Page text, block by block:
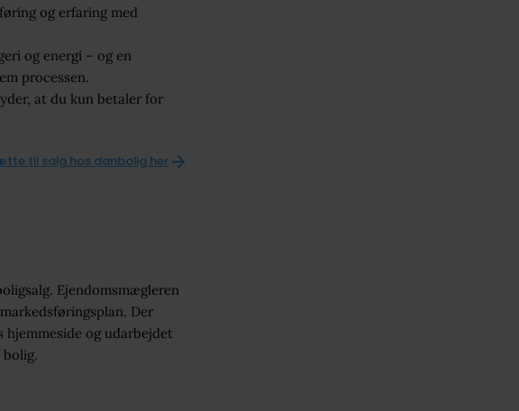
og erfaring med
og energi – og en
processen.
at du kun betaler for
til salg hos danbolig her
Ejendomsmægleren
Der
og udarbejdet